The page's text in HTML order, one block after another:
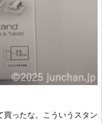
買ったな。こういうスタン